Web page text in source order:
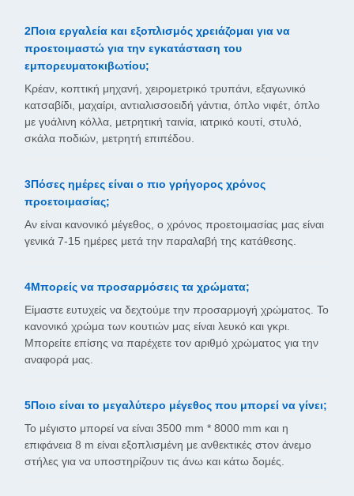
2Ποια εργαλεία και εξοπλισμός χρειάζομαι για να
προετοιμαστώ για την εγκατάσταση του
εμπορευματοκιβωτίου;
Κρέαν, κοπτική μηχανή, χειρομετρικό τρυπάνι, εξαγωνικό
κατσαβίδι, μαχαίρι, αντιαλισσοειδή γάντια, όπλο νιφέτ, όπλο
με γυάλινη κόλλα, μετρητική ταινία, ιατρικό κουτί, στυλό,
σκάλα ποδιών, μετρητή επιπέδου.
3Πόσες ημέρες είναι ο πιο γρήγορος χρόνος
προετοιμασίας;
Αν είναι κανονικό μέγεθος, ο χρόνος προετοιμασίας μας είναι
γενικά 7-15 ημέρες μετά την παραλαβή της κατάθεσης.
4Μπορείς να προσαρμόσεις τα χρώματα;
Είμαστε ευτυχείς να δεχτούμε την προσαρμογή χρώματος. Το
κανονικό χρώμα των κουτιών μας είναι λευκό και γκρι.
Μπορείτε επίσης να παρέχετε τον αριθμό χρώματος για την
αναφορά μας.
5Ποιο είναι το μεγαλύτερο μέγεθος που μπορεί να γίνει;
Το μέγιστο μπορεί να είναι 3500 mm * 8000 mm και η
επιφάνεια 8 m είναι εξοπλισμένη με ανθεκτικές στον άνεμο
στήλες για να υποστηρίζουν τις άνω και κάτω δομές.